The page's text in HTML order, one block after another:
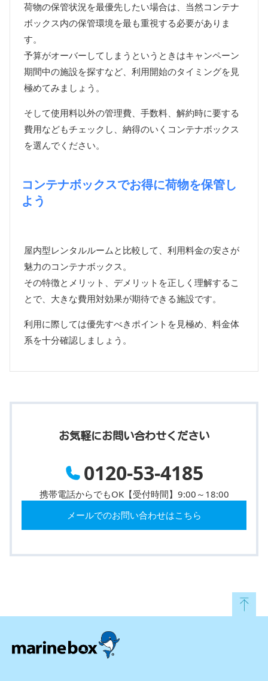
荷物の保管状況を最優先したい場合は、当然コンテナ
ボックス内の保管環境を最も重視する必要がありま
す。
予算がオーバーしてしまうというときはキャンペーン
期間中の施設を探すなど、利用開始のタイミングを見
極めてみましょう。
そして使用料以外の管理費、手数料、解約時に要する
費用などもチェックし、納得のいくコンテナボックス
を選んでください。
コンテナボックスでお得に荷物を保管し
よう
屋内型レンタルルームと比較して、利用料金の安さが
魅力のコンテナボックス。
その特徴とメリット、デメリットを正しく理解するこ
とで、大きな費用対効果が期待できる施設です。
利用に際しては優先すべきポイントを見極め、料金体
系を十分確認しましょう。
お気軽にお問い合わせください
0120-53-4185
携帯電話からでもOK【受付時間】9:00～18:00
メールでのお問い合わせはこちら